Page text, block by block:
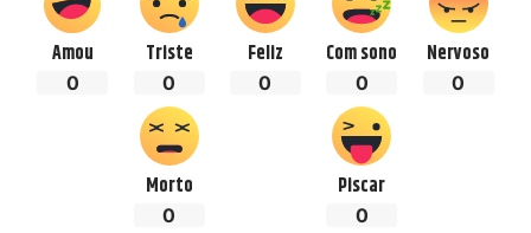
Amou
0
Triste
0
Feliz
0
Com sono
0
Nervoso
0
Morto
0
Piscar
0